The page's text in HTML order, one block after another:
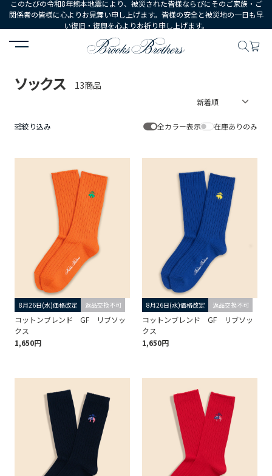
このたびの令和8年熊本地震により、被災された皆様ならびにそのご家族・ご
関係者の皆様に心よりお見舞い申し上げます。皆様の安全と被災地の一日も早
い復旧・復興を心よりお祈り申し上げます。
HOME シューズ・アクセサリー ソックス
ソックス 13商品
絞り込み 全カラー表示 在庫ありのみ
8月26日(水)価格改定 返品交換不可
コットンブレンド GF リブソッ
クス
1,650円
8月26日(水)価格改定 返品交換不可
コットンブレンド GF リブソッ
クス
1,650円